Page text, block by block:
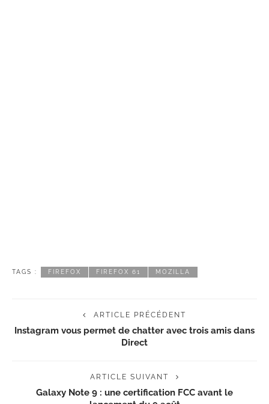
TAGS : FIREFOX FIREFOX 61 MOZILLA
ARTICLE PRÉCÉDENT
Instagram vous permet de chatter avec trois amis dans
Direct
ARTICLE SUIVANT
Galaxy Note 9 : une certification FCC avant le